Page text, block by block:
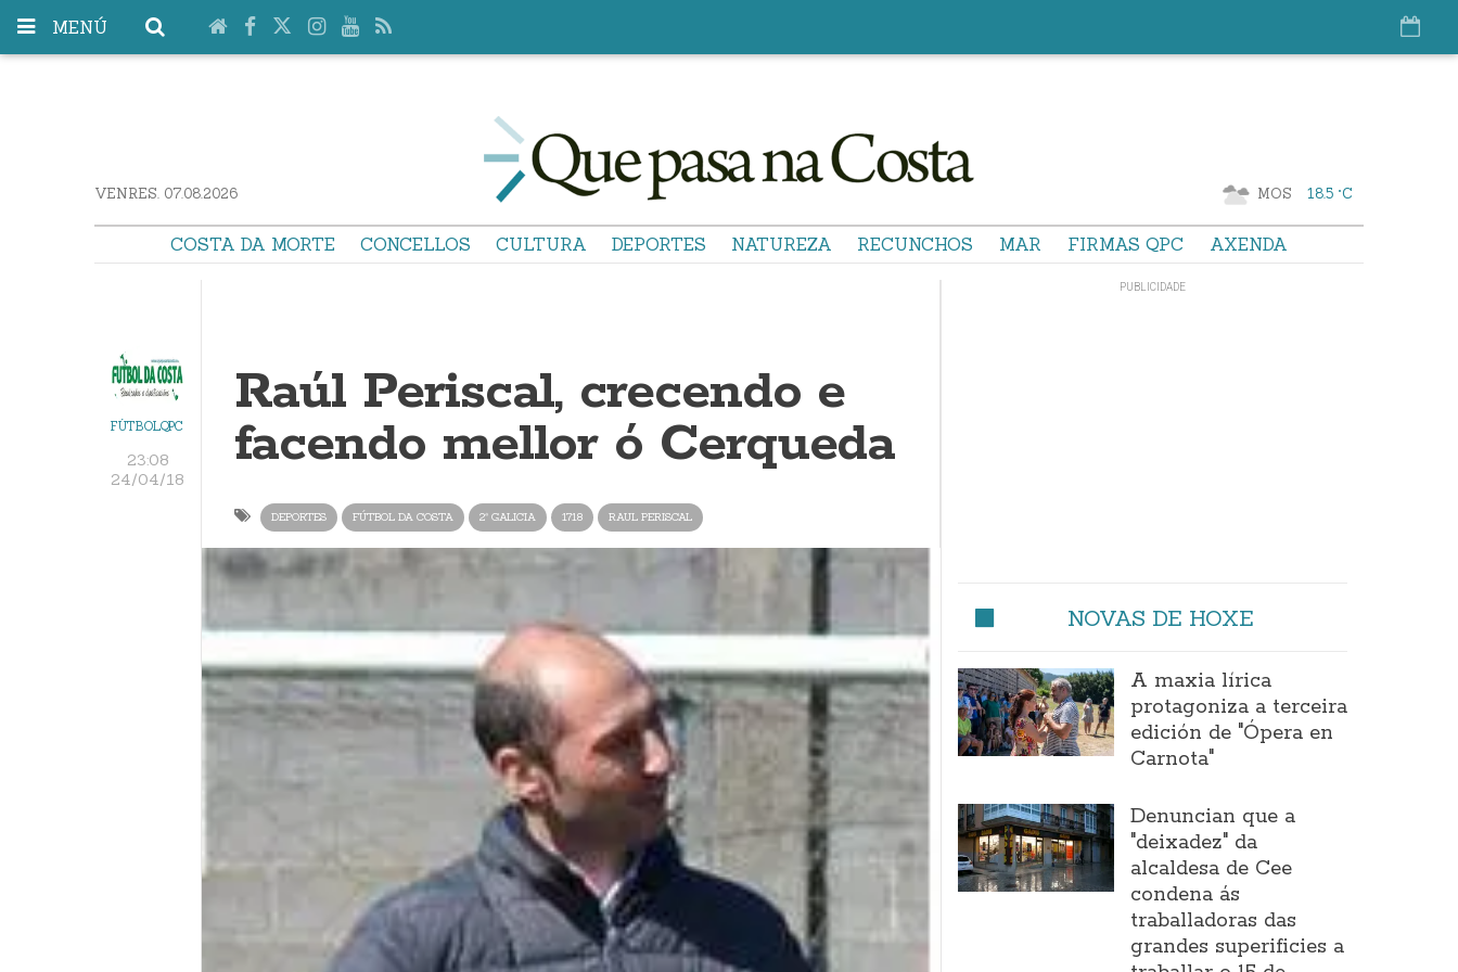
MENÚ
VENRES. 07.08.2026 MOS 18.5 °C
COSTA DA MORTE CONCELLOS CULTURA DEPORTES NATUREZA RECUNCHOS MAR FIRMAS QPC AXENDA
FÚTBOLQPC
23:08
24/04/18
Raúl Periscal, crecendo e
facendo mellor ó Cerqueda
DEPORTES FÚTBOL DA COSTA 2ª GALICIA 1718 RAUL PERISCAL
NOVAS DE HOXE
A maxia lírica
protagoniza a terceira
edición de "Ópera en
Carnota"
Denuncian que a
"deixadez" da
alcaldesa de Cee
condena ás
traballadoras das
grandes superificies a